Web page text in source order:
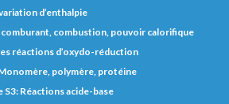
d’enthalpie
comburant, combustion, pouvoir calorifique
réactions d’oxydo-réduction
polymère, protéine
S3: Réactions acide-base